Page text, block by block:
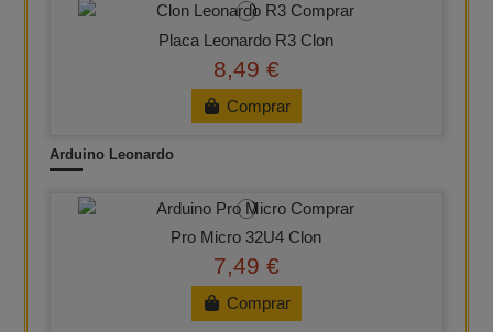
Placa Leonardo R3 Clon
8,49 €
Comprar
Arduino Leonardo
Pro Micro 32U4 Clon
7,49 €
Comprar